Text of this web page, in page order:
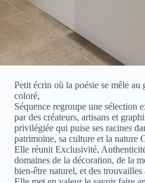
Petit écrin où la poésie se mêle au
coloré,
Séquence regroupe une sélection
par des créateurs, artisans et
privilégiée qui puise ses racines
patrimoine, sa culture et la nature
Elle réunit Exclusivité,
domaines de la décoration, de la
bien-être naturel, et des trouvailles